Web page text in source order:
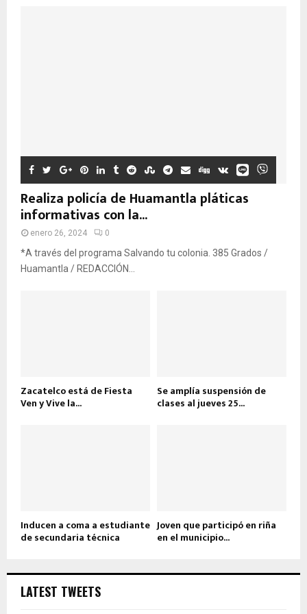
Realiza policía de Huamantla pláticas
informativas con la...
enero 26, 2024 0
*A través del programa Salvando tu colonia. 385 Grados /
Huamantla / REDACCIÓN...
Zacatelco está de Fiesta
Ven y Vive la...
Se amplía suspensión de
clases al jueves 25...
Inducen a coma a estudiante
de secundaria técnica
Joven que participó en riña
en el municipio...
LATEST TWEETS